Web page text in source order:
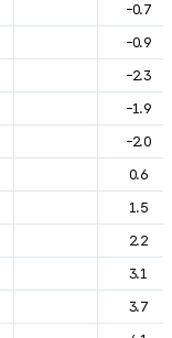
-0.7
-0.9
-2.3
-1.9
-2.0
0.6
1.5
2.2
3.1
3.7